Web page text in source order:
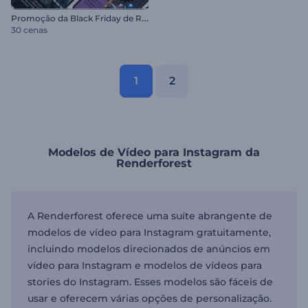
P
romoção da Black Friday de Reels
30 cenas
1 2
Modelos de Vídeo para Instagram da
Renderforest
A Renderforest oferece uma suíte abrangente de
modelos de vídeo para Instagram gratuitamente,
incluindo modelos direcionados de anúncios em
vídeo para Instagram e modelos de vídeos para
stories do Instagram. Esses modelos são fáceis de
usar e oferecem várias opções de personalização.